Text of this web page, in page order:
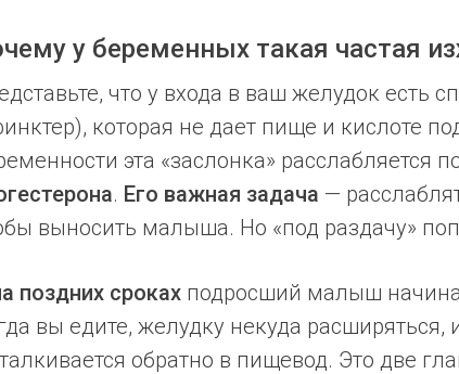
у беременных такая частая
что у входа в ваш желудок есть
которая не дает пище и кислоте
эта «заслонка» расслабляется
. Его важная задача —
выносить малыша. Но «под раздачу»
поздних сроках подросший малыш
вы едите, желудку некуда расширяться,
обратно в пищевод. Это две